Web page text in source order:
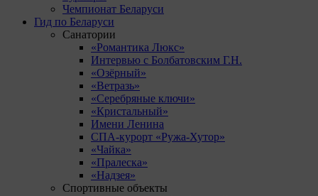
Чемпионат Беларуси
Гид по Беларуси
Санатории
«Романтика Люкс»
Интервью с Болбатовским Г.Н.
«Озёрный»
«Ветразь»
«Серебряные ключи»
«Кристальный»
Имени Ленина
СПА-курорт «Ружа-Хутор»
«Чайка»
«Пралеска»
«Надзея»
Спортивные объекты